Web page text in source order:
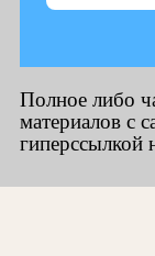
Полное либо
материалов с
гиперссылкой